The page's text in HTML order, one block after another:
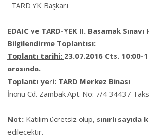
TARD YK Başkanı
EDAIC ve TARD-YEK II. Basamak Sınavı
Bilgilendirme Toplantısı:
Toplantı tarihi: 23.07.2016 Cts. 10:00-
arasında.
Toplantı yeri: TARD Merkez Binası
İnönü Cd. Zambak Apt. No: 7/4 34437
Not: Katılım ücretsiz olup, sınırlı sayıda
edilecektir.